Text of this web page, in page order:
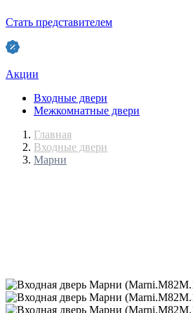
Стать представителем
Акции
Входные двери
Межкомнатные двери
Главная
Входные двери
Марни